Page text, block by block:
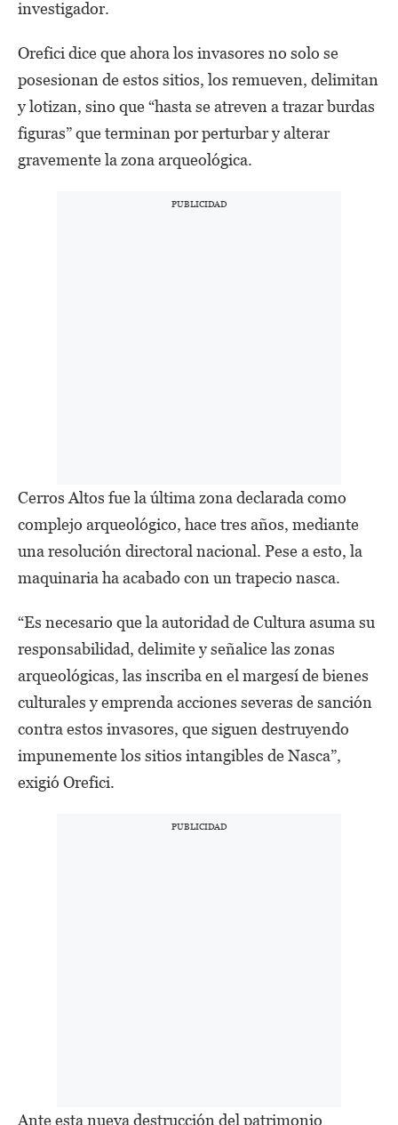
investigador.
Orefici dice que ahora los invasores no solo se
posesionan de estos sitios, los remueven, delimitan
y lotizan, sino que “hasta se atreven a trazar burdas
figuras” que terminan por perturbar y alterar
gravemente la zona arqueológica.
Cerros Altos fue la última zona declarada como
complejo arqueológico, hace tres años, mediante
una resolución directoral nacional. Pese a esto, la
maquinaria ha acabado con un trapecio nasca.
“Es necesario que la autoridad de Cultura asuma su
responsabilidad, delimite y señalice las zonas
arqueológicas, las inscriba en el margesí de bienes
culturales y emprenda acciones severas de sanción
contra estos invasores, que siguen destruyendo
impunemente los sitios intangibles de Nasca”,
exigió Orefici.
Ante esta nueva destrucción del patrimonio